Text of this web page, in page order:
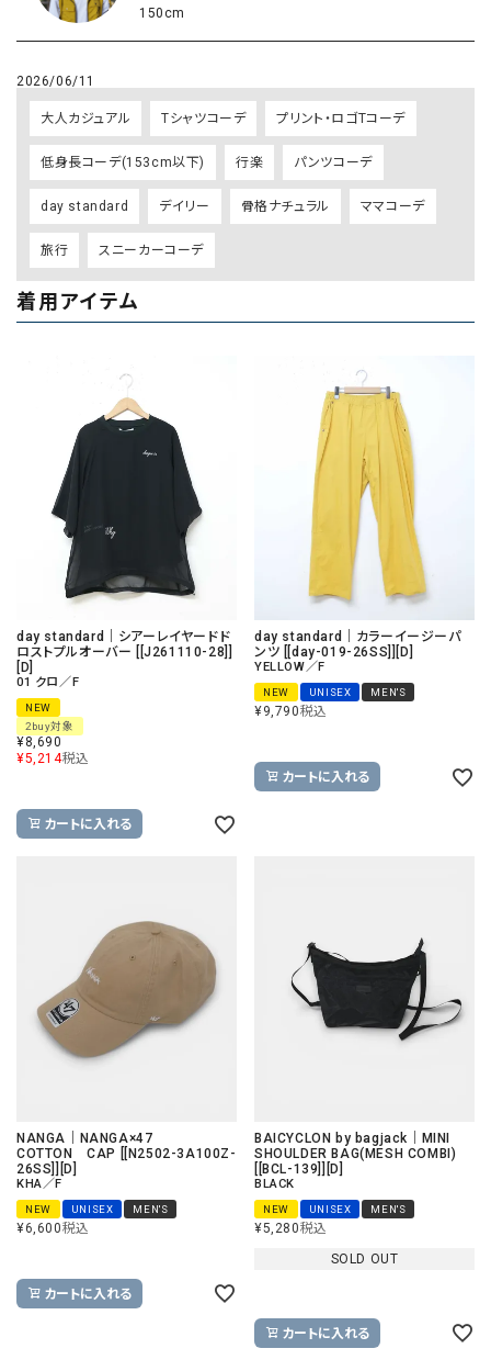
150cm
2026/06/11
大人カジュアル Tシャツコーデ プリント・ロゴTコーデ
低身長コーデ(153cm以下) 行楽 パンツコーデ
day standard デイリー 骨格ナチュラル ママコーデ
旅行 スニーカーコーデ
着用アイテム
day standard｜シアーレイヤードド
ロストプルオーバー [[J261110-28]]
[D]
01 クロ／F
NEW
2buy対象
¥8,690
¥5,214税込
カートに入れる
day standard｜カラーイージーパ
ンツ [[day-019-26SS]][D]
YELLOW／F
NEW UNISEX MEN'S
¥9,790税込
カートに入れる
NANGA｜NANGA×47
COTTON CAP [[N2502-3A100Z-
26SS]][D]
KHA／F
NEW UNISEX MEN'S
¥6,600税込
カートに入れる
BAICYCLON by bagjack｜MINI
SHOULDER BAG(MESH COMBI)
[[BCL-139]][D]
BLACK
NEW UNISEX MEN'S
¥5,280税込
SOLD OUT
カートに入れる